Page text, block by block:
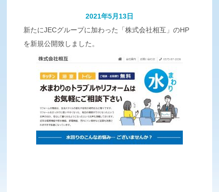
2021年5月13日
新たにJECグループに加わった「株式会社相互」のHP
を新規公開致しました。